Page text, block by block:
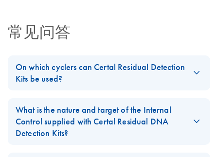
常见问答
On which cyclers can Certal Residual Detection
Kits be used?
time cycler. The master mix supplied with the Kits does not
contain ROX. Instead, 2 different ROX concentrations are
supplied in separate tubes. “High-ROX Dye Solution” is for use
What is the nature and target of the Internal
Control supplied with Certal Residual DNA
Detection Kits?